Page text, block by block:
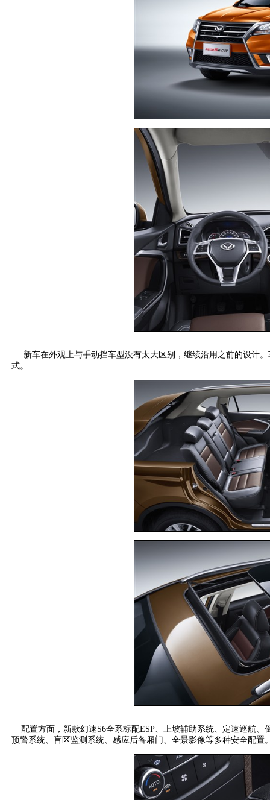
新车在外观上与手动挡车型没有太大区别，继续沿用之前的设计
式。
配置方面，新款幻速S6全系标配ESP、上坡辅助系统、定速巡航
预警系统、盲区监测系统、感应后备厢门、全景影像等多种安全配置